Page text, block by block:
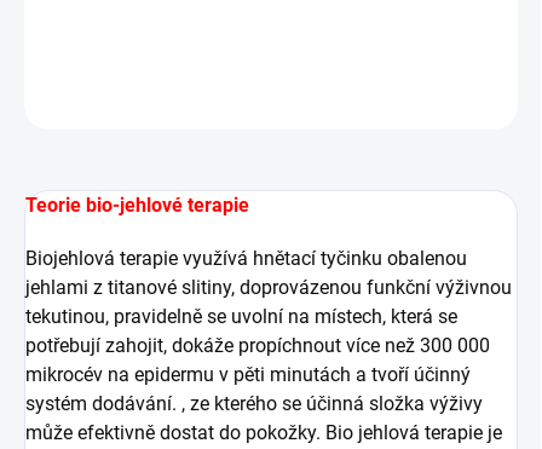
Teorie bio-jehlové terapie
Biojehlová terapie využívá hnětací tyčinku obalenou
jehlami z titanové slitiny, doprovázenou funkční výživnou
tekutinou, pravidelně se uvolní na místech, která se
potřebují zahojit, dokáže propíchnout více než 300 000
mikrocév na epidermu v pěti minutách a tvoří účinný
systém dodávání. , ze kterého se účinná složka výživy
může efektivně dostat do pokožky. Bio jehlová terapie je